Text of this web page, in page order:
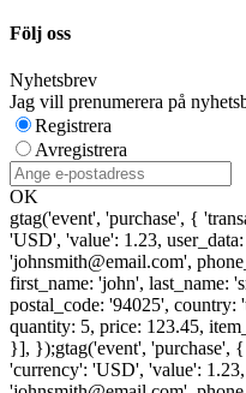
Följ oss
Nyhetsbrev
Jag vill prenumerera på
Registrera
Avregistrera
OK
gtag('event', 'purchase', {
'USD', 'value': 1.23,
'johnsmith@email.com',
first_name: 'john', last_name:
postal_code: '94025',
quantity: 5, price: 123.45,
}], });gtag('event', 'purchase',
'currency': 'USD', 'value':